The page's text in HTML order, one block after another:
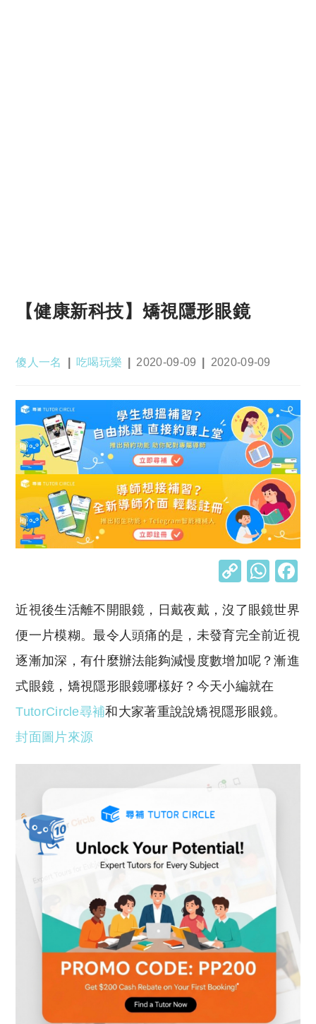
【健康新科技】矯視隱形眼鏡
Post
傻人一名
Post
吃喝玩樂
Post
2020-09-09
Post
2020-09-09
C
p
y
Li
n
k
W
at
s
A
近視後生活離不開眼鏡，日戴夜戴，沒了眼鏡世界
便一片模糊。最令人頭痛的是，未發育完全前近視
逐漸加深，有什麼辦法能夠減慢度數增加呢？漸進
式眼鏡，矯視隱形眼鏡哪樣好？今天小編就在
TutorCircle尋補和大家著重說說矯視隱形眼鏡。
封面圖片來源